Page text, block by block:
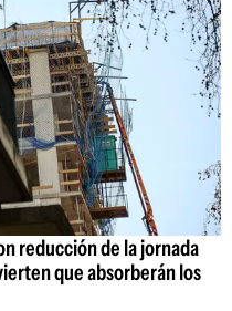
reducción de la jornada
que absorberán los